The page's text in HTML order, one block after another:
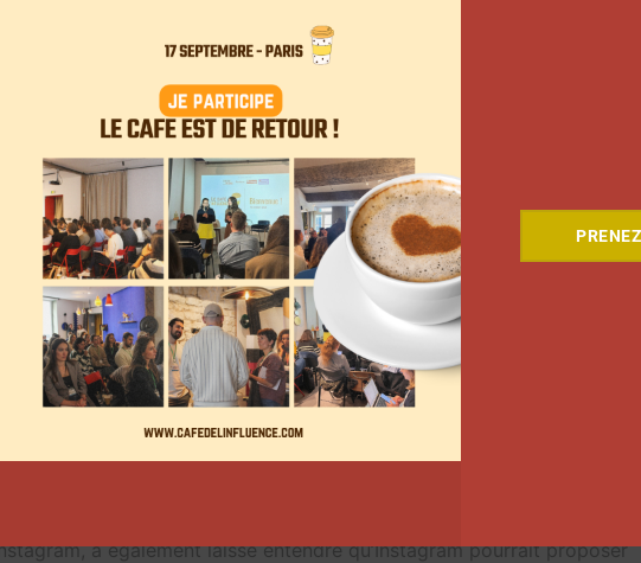
Sa popularité attire toujours de plus en plus d’annonceurs qui
Cependant, le réseau social ne partage pas ses revenus avec les
devrait évoluer puisque Instagram a récemment annoncé plusieurs
les utilisateurs à monétiser leur contenu.
concerne les IGTV. Lancé en 2018, ce format permet aux
des vidéos de plus d’une minute. Les utilisateurs vont
grâce à des publicités. Pour le moment, cette option est en test
de contenu avant de se déployer dans un premier temps aux États-
également s’étendre aux lives. Devant le succès fulgurant de cette
de coronavirus, le réseau social a développé un « badge » où
un pourboire.
annoncé être en phase de test de l’outil « Shopping from
aux influenceurs et aux marques de taguer directement le produit qui
publication. Un nouveau moyen de développer le système
a également laissé entendre qu’Instagram pourrait proposer